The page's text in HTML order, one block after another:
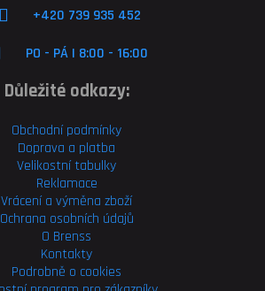
+420 739 935 452
PO - PÁ | 8:00 - 16:00
Důležité odkazy:
Obchodní podmínky
Doprava a platba
Velikostní tabulky
Reklamace
Vrácení a výměna zboží
Ochrana osobních údajů
O Brenss
Kontakty
Podrobně o cookies